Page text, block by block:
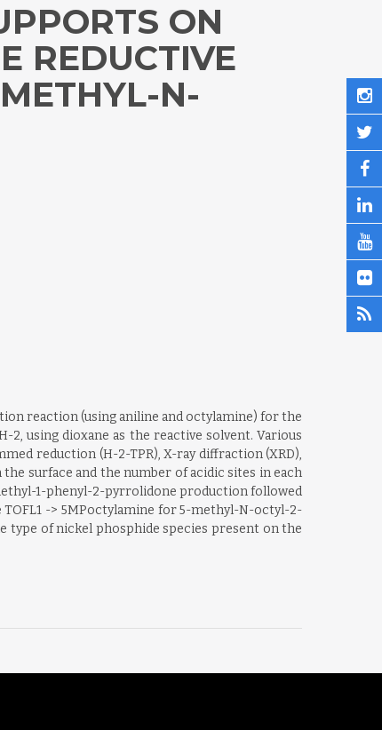
ON
REDUCTIVE
N-
reaction (using aniline and octylamine) for the
using dioxane as the reactive solvent. Various
reduction (H-2-TPR), X-ray diffraction (XRD),
surface and the number of acidic sites in each
1-phenyl-2-pyrrolidone production followed
TOFL1 -> 5MPoctylamine for 5-methyl-N-octyl-2-
type of nickel phosphide species present on the